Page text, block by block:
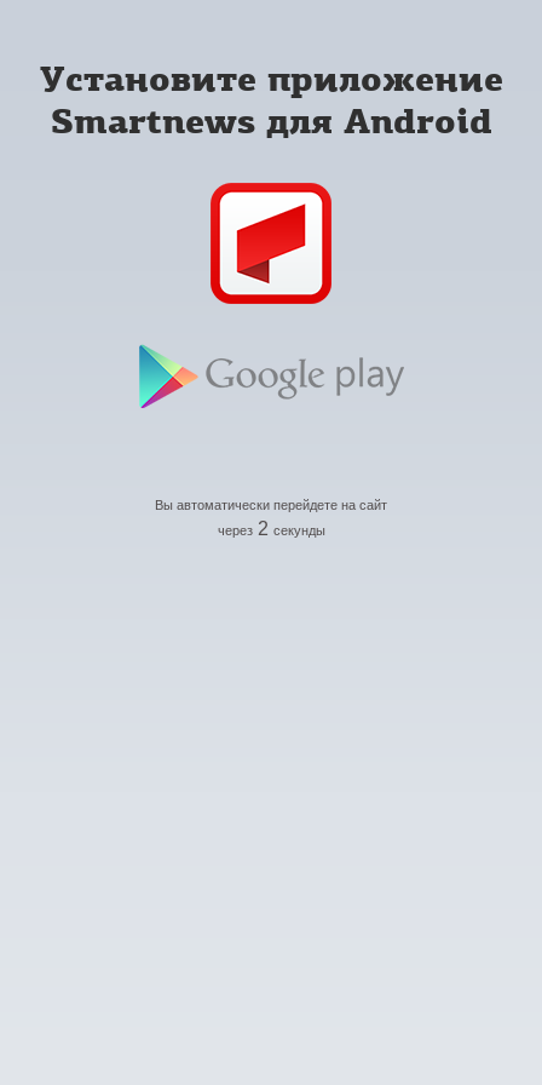
Установите приложение
Smartnews для Android
Вы автоматически перейдете на сайт
через 2 секунды